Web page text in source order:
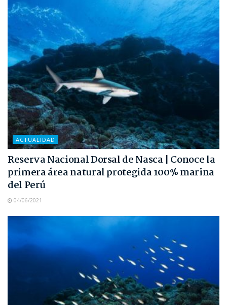
ACTUALIDAD
Reserva Nacional Dorsal de Nasca | Conoce la
primera área natural protegida 100% marina
del Perú
04/06/2021